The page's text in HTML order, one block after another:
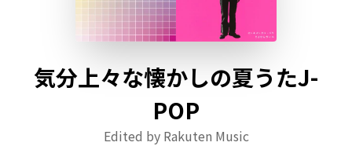
気分上々な懐かしの夏うたJ-
POP
Edited by Rakuten Music